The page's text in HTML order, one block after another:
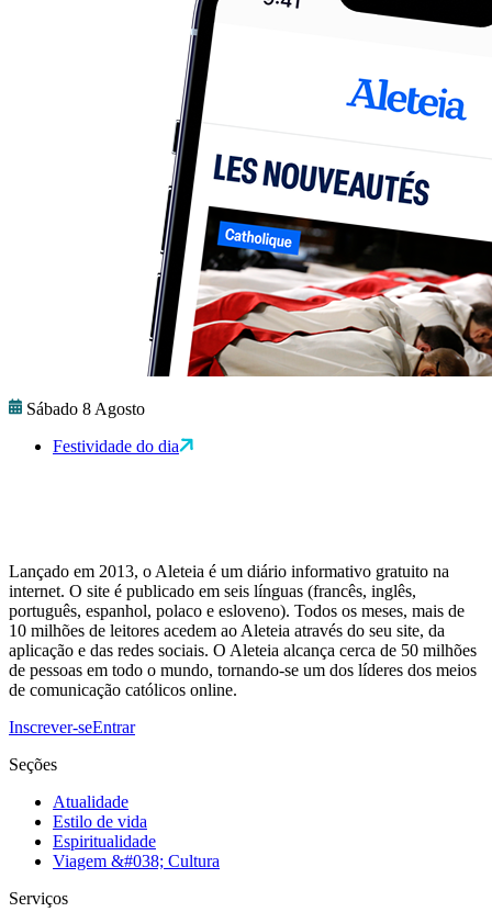
Sábado 8 Agosto
Festividade do dia
Lançado em 2013, o Aleteia é um diário informativo gratuito na
internet. O site é publicado em seis línguas (francês, inglês,
português, espanhol, polaco e esloveno). Todos os meses, mais de
10 milhões de leitores acedem ao Aleteia através do seu site, da
aplicação e das redes sociais. O Aleteia alcança cerca de 50 milhões
de pessoas em todo o mundo, tornando-se um dos líderes dos meios
de comunicação católicos online.
Inscrever-seEntrar
Seções
Atualidade
Estilo de vida
Espiritualidade
Viagem &#038; Cultura
Serviços